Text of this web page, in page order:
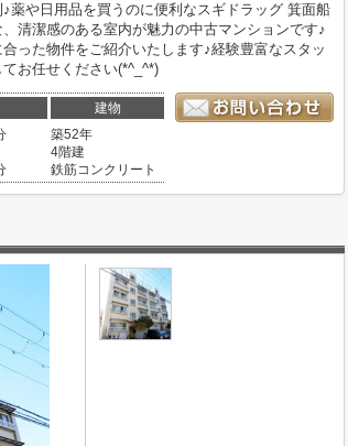
薬や日用品を買うのに便利なスギドラッグ 箕面船
清潔感のある室内が魅力の中古マンションです♪
った物件をご紹介いたします♪経験豊富なスタッ
お任せください(*^_^*)
建物
築52年
4階建
鉄筋コンクリート